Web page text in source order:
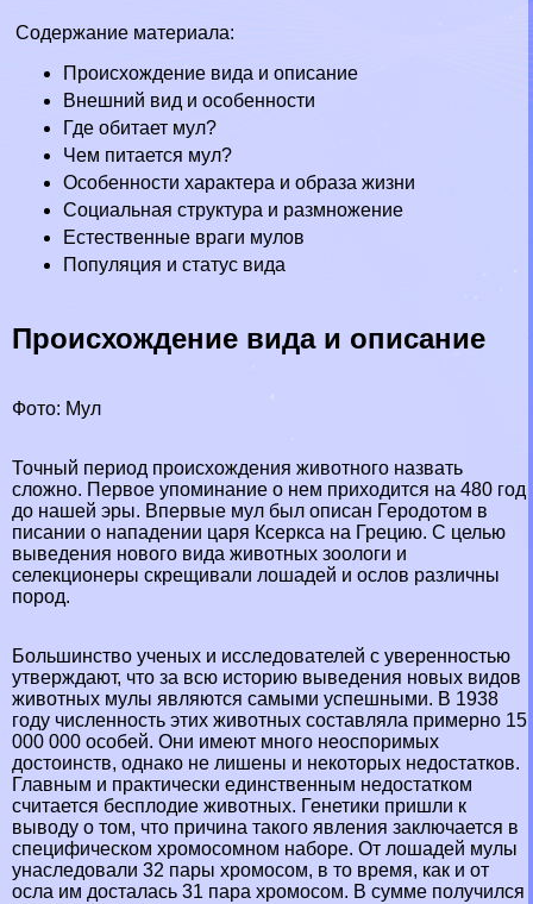
Содержание материала:
Происхождение вида и описание
Внешний вид и особенности
Где обитает мул?
Чем питается мул?
Особенности хаpaктера и образа жизни
Социальная структура и размножение
Естественные враги мулов
Популяция и статус вида
Происхождение вида и описание
Фото: Мул
Точный период происхождения животного назвать
сложно. Первое упоминание о нем приходится на 480 год
до нашей эры. Впервые мул был описан Геродотом в
писании о нападении царя Ксеркса на Грецию. С целью
выведения нового вида животных зоологи и
селекционеры скрещивали лошадей и ослов различны
пород.
Большинство ученых и исследователей с уверенностью
утверждают, что за всю историю выведения новых видов
животных мулы являются самыми успешными. В 1938
году численность этих животных составляла примерно 15
000 000 особей. Они имеют много неоспоримых
достоинств, однако не лишены и некоторых недостатков.
Главным и пpaктически единственным недостатком
считается бесплодие животных. Генетики пришли к
выводу о том, что причина такого явления заключается в
специфическом хромосомном наборе. От лошадей мулы
унаследовали 32 пары хромосом, в то время, как и от
осла им досталась 31 пара хромосом. В сумме получился